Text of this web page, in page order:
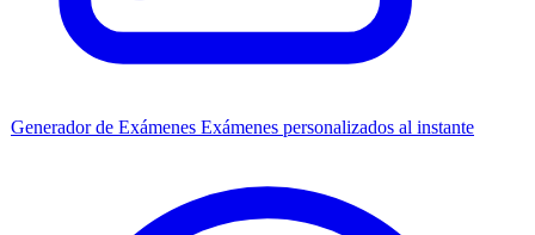
Generador de Exámenes Exámenes personalizados al instante